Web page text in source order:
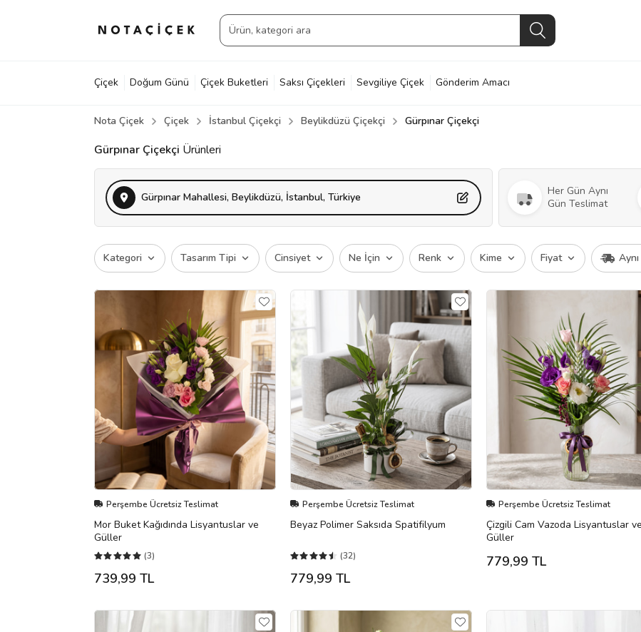
Çiçek Doğum Günü Çiçek Buketleri Saksı Çiçekleri Sevgiliye Çiçek Gönderim Amacı
Nota Çiçek Çiçek İstanbul Çiçekçi Beylikdüzü Çiçekçi Gürpınar Çiçekçi
Gürpınar Çiçekçi Ürünleri
Gürpınar Mahallesi, Beylikdüzü, İstanbul, Türkiye
Her Gün Aynı
Gün Teslimat
Kategori Tasarım Tipi Cinsiyet Ne İçin Renk Kime Fiyat
Perşembe Ücretsiz Teslimat
Mor Buket Kağıdında Lisyantuslar ve
Güller
(3)
739,99 TL
Perşembe Ücretsiz Teslimat
Beyaz Polimer Saksıda Spatifilyum
(32)
779,99 TL
Perşembe Ücretsiz Teslimat
Çizgili Cam Vazoda Lisyantuslar ve
Güller
779,99 TL